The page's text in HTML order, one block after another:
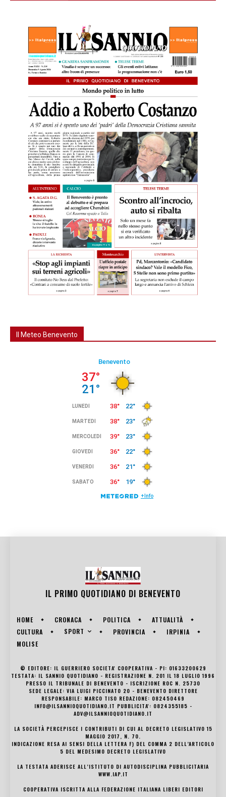
Il Meteo Benevento
IL PRIMO QUOTIDIANO DI BENEVENTO
HOME CRONACA POLITICA
ATTUALITÀ
CULTURA
SPORT PROVINCIA
IRPINIA
MOLISE
© EDITORE: IL GUERRIERO SOCIETA' COOPERATIVA - PI: 01633200629
TESTATA: IL SANNIO QUOTIDIANO - REGISTRAZIONE N. 201 IL 18 LUGLIO 1996
PRESSO IL TRIBUNALE DI BENEVENTO - ISCRIZIONE ROC N. 25730
SEDE LEGALE: VIA LUIGI PICCINATO 20 - BENEVENTO DIRETTORE
RESPONSABILE: MARCO TISO REDAZIONE: 082450469
INFO@ILSANNIOQUOTIDIANO.IT PUBBLICITA': 0824355185 -
ADV@ILSANNIOQUOTIDIANO.IT
LA SOCIETÀ PERCEPISCE I CONTRIBUTI DI CUI AL DECRETO LEGISLATIVO 15
MAGGIO 2017, N. 70.
INDICAZIONE RESA AI SENSI DELLA LETTERA F) DEL COMMA 2 DELL’ARTICOLO
5 DEL MEDESIMO DECRETO LEGISLATIVO
LA TESTATA ADERISCE ALL’ISTITUTO DI AUTODISCIPLINA PUBBLICITARIA
WWW.IAP.IT
COOPERATIVA ISCRITTA ALLA FEDERAZIONE ITALIANA LIBERI EDITORI